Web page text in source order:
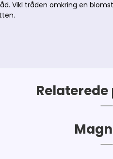
Vikl tråden omkring en